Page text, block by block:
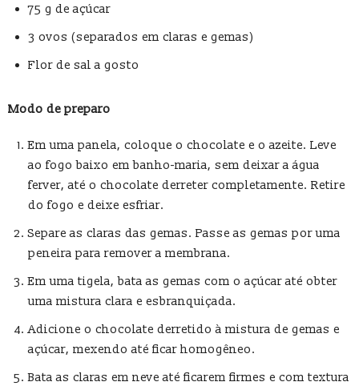
75 g de açúcar
3 ovos (separados em claras e gemas)
Flor de sal a gosto
Modo de preparo
Em uma panela, coloque o chocolate e o azeite. Leve
ao fogo baixo em banho-maria, sem deixar a água
ferver, até o chocolate derreter completamente. Retire
do fogo e deixe esfriar.
Separe as claras das gemas. Passe as gemas por uma
peneira para remover a membrana.
Em uma tigela, bata as gemas com o açúcar até obter
uma mistura clara e esbranquiçada.
Adicione o chocolate derretido à mistura de gemas e
açúcar, mexendo até ficar homogêneo.
Bata as claras em neve até ficarem firmes e com textura